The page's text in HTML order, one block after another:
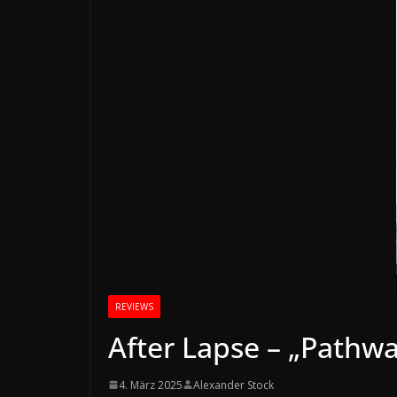
REVIEWS
After Lapse –
4. März 2025 Alexander Stock